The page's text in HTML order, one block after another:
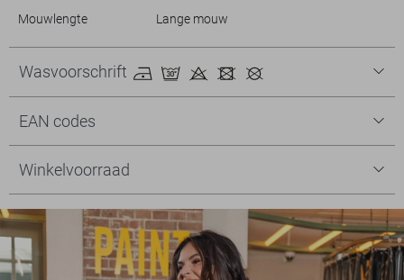
Mouwlengte
Lange mouw
Wasvoorschrift
EAN codes
Winkelvoorraad